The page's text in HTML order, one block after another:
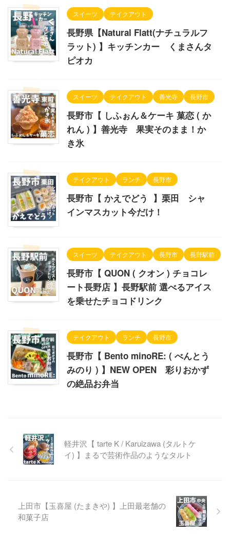
スイーツ テイクアウト
長野県【Natural Flatt(ナチュラルフ
ラット) 】キッチンカー くまさんタ
ピオカ
スイーツ テイクアウト 善光寺 長野市
長野市【 しふぉん＆ケーキ 菓恋 ( か
れん ) 】善光寺 果実そのまま！か
き氷
テイクアウト ランチ 長野市
長野市【 かえでどう 】栗田 シャ
インマスカット今だけ！
スイーツ テイクアウト 長野市 長野駅前
長野市【 QUON ( クオン ) チョコレ
ート長野店 】長野駅前 選べるアイス
を乗せたチョコドリンク
テイクアウト ランチ 長野市
長野市【 Bento minoRE: ( べんとう
みのり ) 】NEW OPEN 彩りおかず
の絶品お弁当
軽井沢【 tarte K / Karuizawa (タルトケ
イ) 】まるで芸術作品のようなタルト
上田市【玉喜屋 (たまきや) 】上田最老舗の
和菓子店